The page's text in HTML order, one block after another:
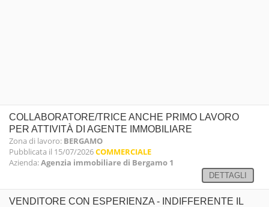
COLLABORATORE/TRICE ANCHE PRIMO LAVORO
PER ATTIVITÀ DI AGENTE IMMOBILIARE
Zona di lavoro: BERGAMO
Pubblicata il 15/07/2026COMMERCIALE
Azienda:Agenzia immobiliare di Bergamo 1
DETTAGLI
VENDITORE CON ESPERIENZA - INDIFFERENTE IL